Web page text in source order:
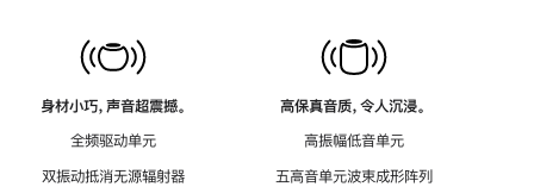
身材小巧，声音超震撼。
全频驱动单元
双振动抵消无源辐射器
高保真音质，令人沉浸。
高振幅低音单元
五高音单元波束成形阵列